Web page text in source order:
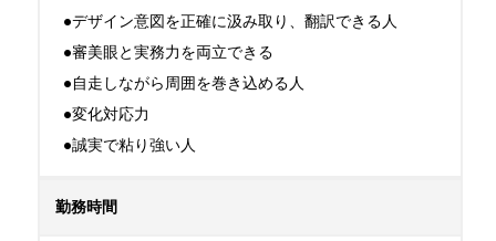
●デザイン意図を正確に汲み取り、翻訳できる人
●審美眼と実務力を両立できる
●自走しながら周囲を巻き込める人
●変化対応力
●誠実で粘り強い人
勤務時間